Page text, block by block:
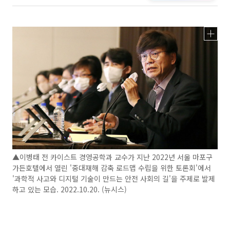
▲이병태 전 카이스트 경영공학과 교수가 지난 2022년 서울 마포구
가든호텔에서 열린 '중대재해 감축 로드맵 수립을 위한 토론회'에서
'과학적 사고와 디지털 기술이 만드는 안전 사회의 길'을 주제로 발제
하고 있는 모습. 2022.10.20. (뉴시스)